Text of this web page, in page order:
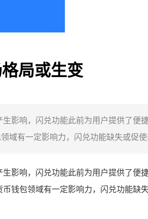
局或生变
影响，闪兑功能此前为用户提供了便
域有一定影响力，闪兑功能缺失或促
影响，闪兑功能此前为用户提供了
钱包领域有一定影响力，闪兑功能缺